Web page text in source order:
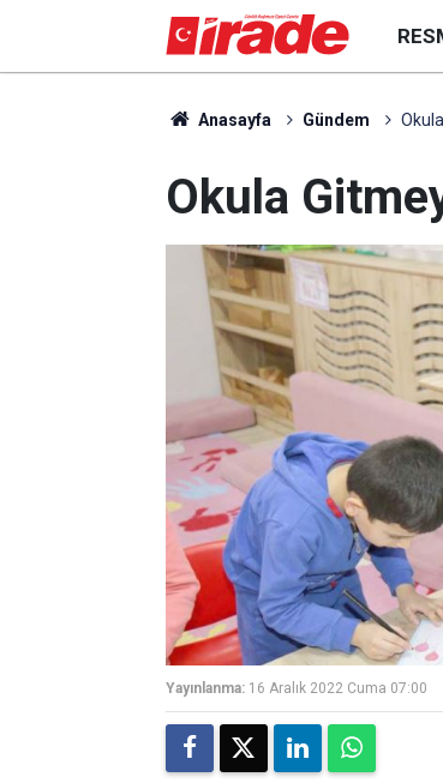
Anasayfa Gündem
Okula
Yayınlanma: 16 Aralık 2022 Cuma 07:00